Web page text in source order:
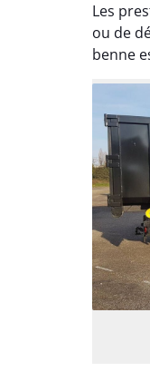
Les
ou de
benne